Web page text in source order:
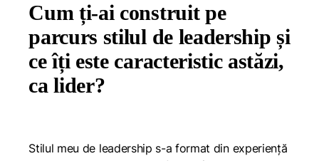
Cum ți-ai construit pe
parcurs stilul de leadership și
ce îți este caracteristic astăzi,
ca lider?
Stilul meu de leadership s-a format din experiență